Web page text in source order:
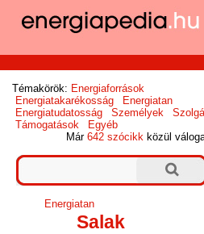
Témakörök: Energiaforrások
Energiatakarékosság
Energiatan
Energiatudatosság
Személyek
Támogatások
Egyéb
Már642 szócikk közül
Energiatan
Salak